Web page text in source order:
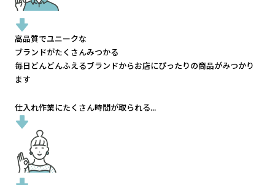
高品質でユニークな
ブランドがたくさんみつかる
毎日どんどんふえるブランドからお店にぴったりの商品がみつかり
ます
仕入れ作業にたくさん時間が取られる...